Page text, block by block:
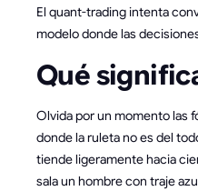
El quant-trading intenta
modelo donde las
Qué
Olvida por un momento las
donde la ruleta no es del
tiende ligeramente hacia
sala un hombre con traje